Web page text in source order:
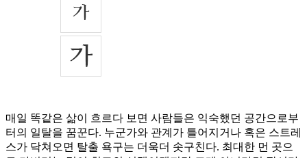
매일 똑같은 삶이 흐르다 보면 사람들은 익숙했던 공간으로부
터의 일탈을 꿈꾼다. 누군가와 관계가 틀어지거나 혹은 스트레
스가 닥쳐오면 탈출 욕구는 더욱더 솟구친다. 최대한 먼 곳으